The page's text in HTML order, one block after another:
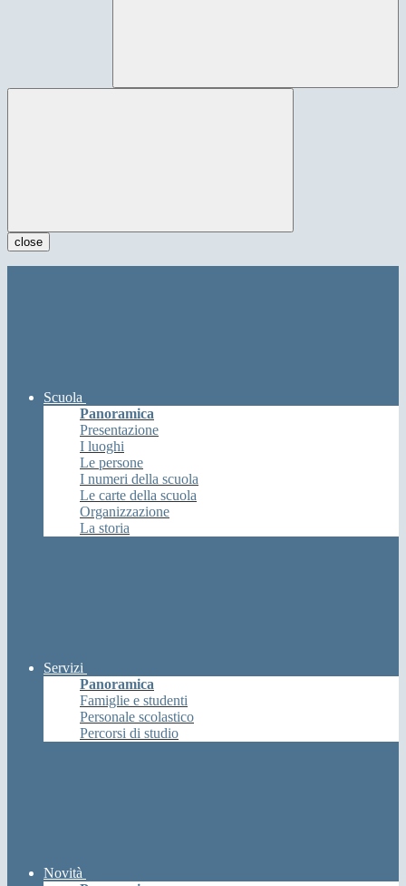
close
Scuola
Panoramica
Presentazione
I luoghi
Le persone
I numeri della scuola
Le carte della scuola
Organizzazione
La storia
Servizi
Panoramica
Famiglie e studenti
Personale scolastico
Percorsi di studio
Novità